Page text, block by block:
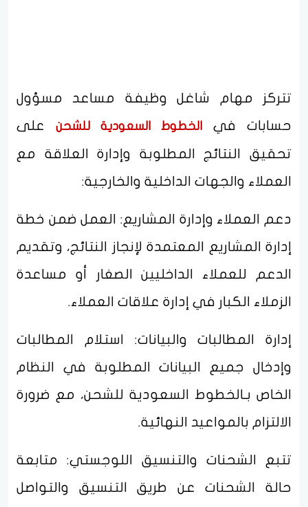
تتركز مهام شاغل وظيفة مساعد مسؤول
حسابات في
الخطوط السعودية للشحن على
تحقيق النتائج المطلوبة وإدارة العلاقة مع
العملاء والجهات الداخلية والخارجية:
دعم العملاء وإدارة المشاريع: العمل ضمن خطة
إدارة المشاريع المعتمدة لإنجاز النتائج، وتقديم
الدعم للعملاء الداخليين الصغار أو مساعدة
الزملاء الكبار في إدارة علاقات العملاء.
إدارة المطالبات والبيانات: استلام المطالبات
وإدخال جميع البيانات المطلوبة في النظام
الخاص بـالخطوط السعودية للشحن، مع ضرورة
الالتزام بالمواعيد النهائية.
تتبع الشحنات والتنسيق اللوجستي: متابعة
حالة الشحنات عن طريق التنسيق والتواصل